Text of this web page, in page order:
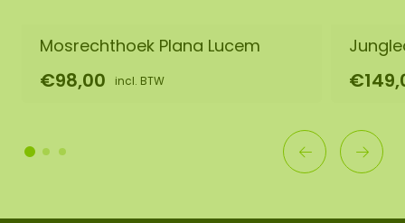
Mosrechthoek Plana Lucem
€98,00 incl. BTW